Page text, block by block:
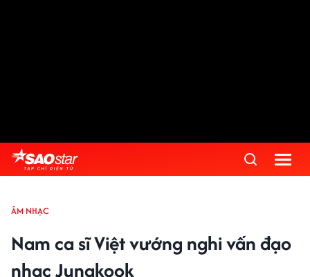
ÂM NHẠC
Nam ca sĩ Việt vướng nghi vấn đạo
nhạc Jungkook